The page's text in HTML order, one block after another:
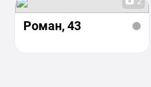
Роман, 43